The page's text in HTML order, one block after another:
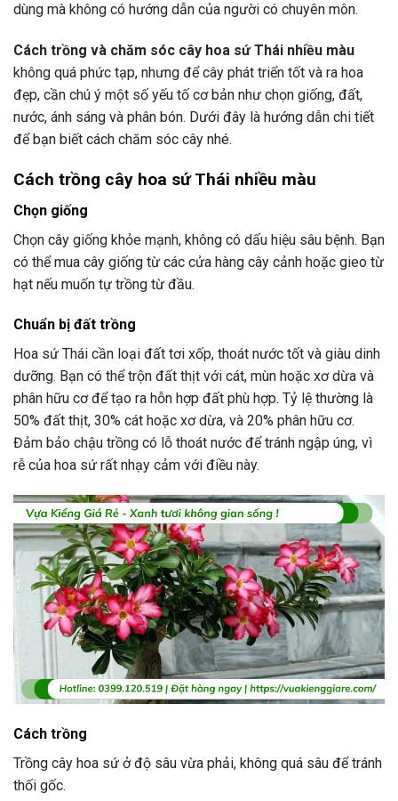
dùng mà không có hướng dẫn của người có chuyên môn.
Cách trồng và chăm sóc cây hoa sứ Thái nhiều màu
không quá phức tạp, nhưng để cây phát triển tốt và ra hoa
đẹp, cần chú ý một số yếu tố cơ bản như chọn giống, đất,
nước, ánh sáng và phân bón. Dưới đây là hướng dẫn chi tiết
để bạn biết cách chăm sóc cây nhé.
Cách trồng cây hoa sứ Thái nhiều màu
Chọn giống
Chọn cây giống khỏe mạnh, không có dấu hiệu sâu bệnh. Bạn
có thể mua cây giống từ các cửa hàng cây cảnh hoặc gieo từ
hạt nếu muốn tự trồng từ đầu.
Chuẩn bị đất trồng
Hoa sứ Thái cần loại đất tơi xốp, thoát nước tốt và giàu dinh
dưỡng. Bạn có thể trộn đất thịt với cát, mùn hoặc xơ dừa và
phân hữu cơ để tạo ra hỗn hợp đất phù hợp. Tỷ lệ thường là
50% đất thịt, 30% cát hoặc xơ dừa, và 20% phân hữu cơ.
Đảm bảo chậu trồng có lỗ thoát nước để tránh ngập úng, vì
rễ của hoa sứ rất nhạy cảm với điều này.
Cách trồng
Trồng cây hoa sứ ở độ sâu vừa phải, không quá sâu để tránh
thối gốc.